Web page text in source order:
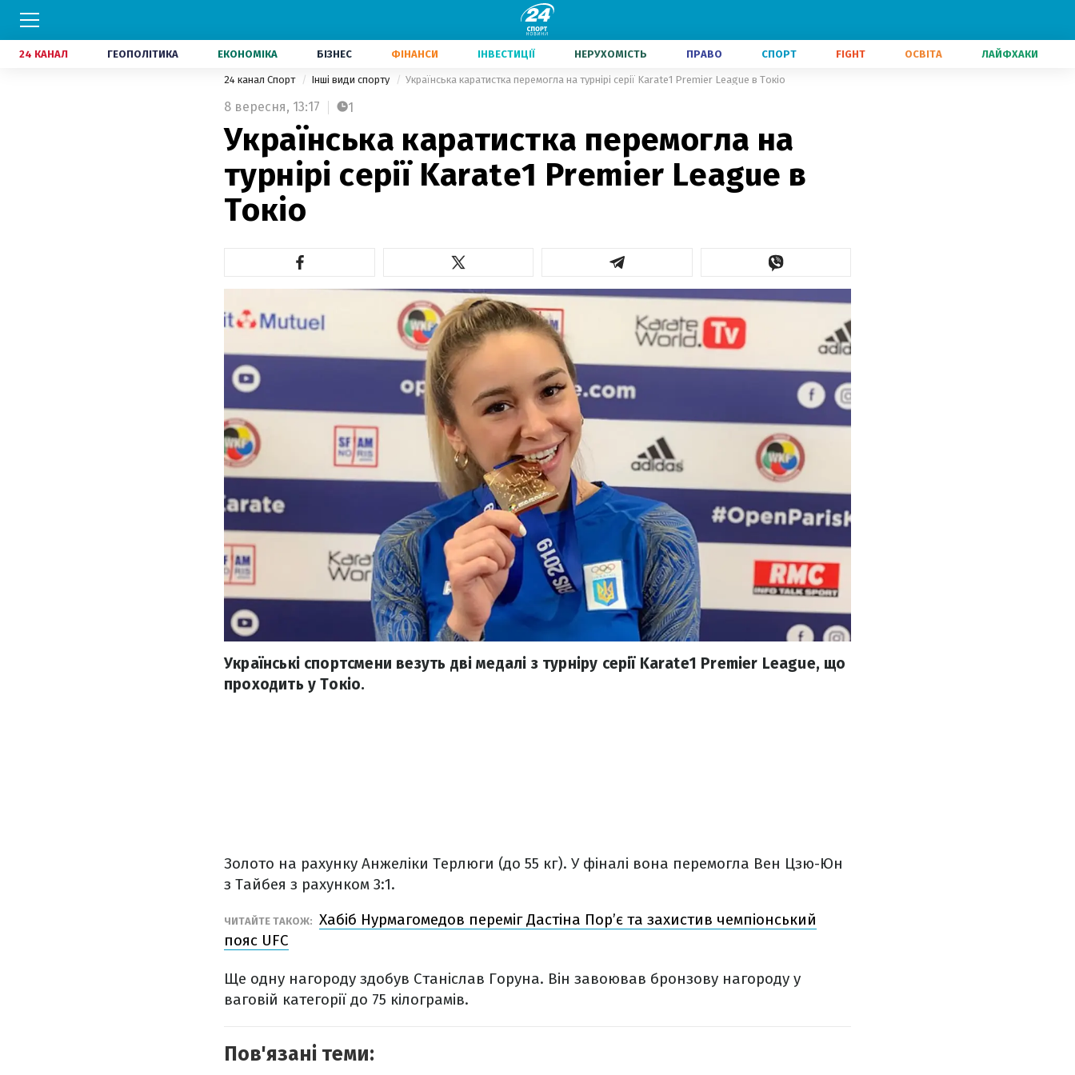
24 КАНАЛ ГЕОПОЛІТИКА ЕКОНОМІКА БІЗНЕС ФІНАНСИ ІНВЕСТИЦІЇ НЕРУХОМІСТЬ ПРАВО СПОРТ FIGHT ОСВІТА ЛАЙФХАКИ
24 канал Спорт Інші види спорту Українська каратистка перемогла на турнірі серії Karate1 Premier League в Токіо
8 вересня, 13:17 1
Українська каратистка перемогла на
турнірі серії Karate1 Premier League в
Токіо
Українські спортсмени везуть дві медалі з турніру серії Karate1 Premier League, що
проходить у Токіо.
Золото на рахунку Анжеліки Терлюги (до 55 кг). У фіналі вона перемогла Вен Цзю-Юн
з Тайбея з рахунком 3:1.
ЧИТАЙТЕ ТАКОЖ: Хабіб Нурмагомедов переміг Дастіна Пор’є та захистив чемпіонський
пояс UFC
Ще одну нагороду здобув Станіслав Горуна. Він завоював бронзову нагороду у
ваговій категорії до 75 кілограмів.
Пов'язані теми: